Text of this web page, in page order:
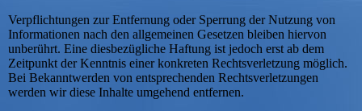
Verpflichtungen zur Entfernung oder Sperrung der Nutzung von
Informationen nach den allgemeinen Gesetzen bleiben hiervon
unberührt. Eine diesbezügliche Haftung ist jedoch erst ab dem
Zeitpunkt der Kenntnis einer konkreten Rechtsverletzung möglich.
Bei Bekanntwerden von entsprechenden Rechtsverletzungen
werden wir diese Inhalte umgehend entfernen.